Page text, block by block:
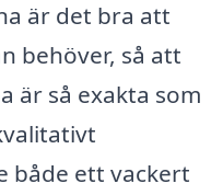
är det bra att
behöver, så att
är så exakta som
både ett vackert